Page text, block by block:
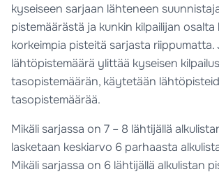
kyseiseen sarjaan lähteneen
pistemäärästä ja kunkin kilpailijan
korkeimpia pisteitä sarjasta riippumatta.
lähtöpistemäärä ylittää kyseisen
tasopistemäärän, käytetään
tasopistemäärää.
Mikäli sarjassa on 7 – 8 lähtijällä
lasketaan keskiarvo 6 parhaasta
Mikäli sarjassa on 6 lähtijällä alkulistan